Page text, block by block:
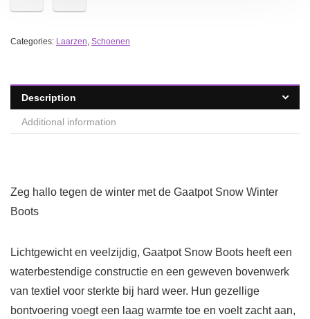
Categories: Laarzen, Schoenen
Description
Additional information
Zeg hallo tegen de winter met de Gaatpot Snow Winter
Boots
Lichtgewicht en veelzijdig, Gaatpot Snow Boots heeft een
waterbestendige constructie en een geweven bovenwerk
van textiel voor sterkte bij hard weer. Hun gezellige
bontvoering voegt een laag warmte toe en voelt zacht aan,